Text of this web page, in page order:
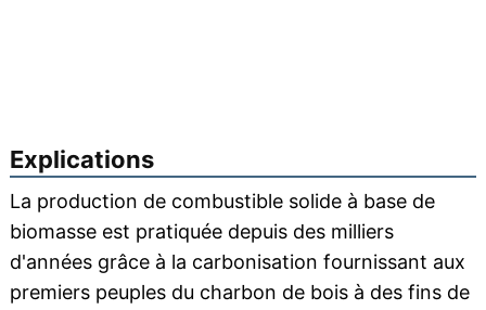
Explications
La production de combustible solide à base de
biomasse est pratiquée depuis des milliers
d'années grâce à la carbonisation fournissant aux
premiers peuples du charbon de bois à des fins de